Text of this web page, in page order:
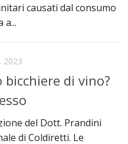
causati dal consumo
a...
2023
bicchiere di vino?
del Dott. Prandini
di Coldiretti. Le